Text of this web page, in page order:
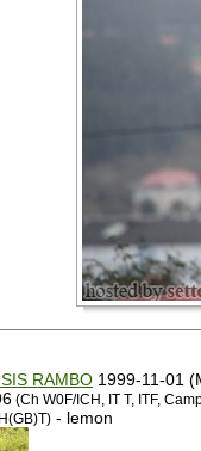
RAMBO 1999-11-01
(Ch W0F/ICH, IT T, ITF,
- lemon